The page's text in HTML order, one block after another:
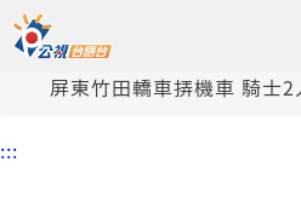
中央內容區塊
頭頁
屏東竹田轎車挵機車 騎士
:::